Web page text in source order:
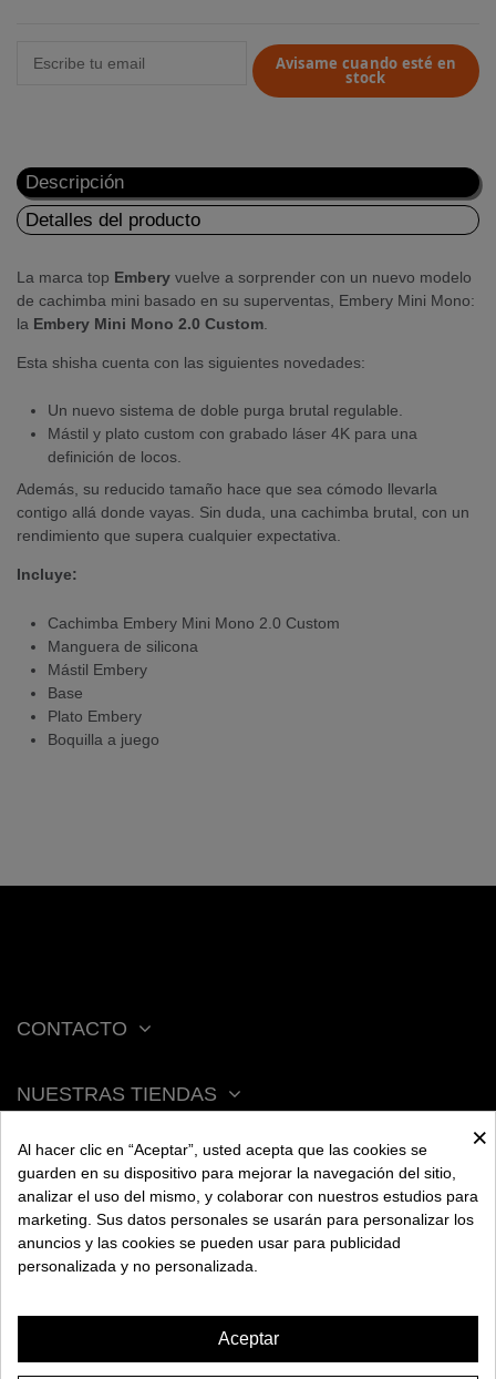
Avisame cuando esté en
stock
Descripción
Detalles del producto
La marca top Embery vuelve a sorprender con un nuevo modelo
de cachimba mini basado en su superventas, Embery Mini Mono:
la Embery Mini Mono 2.0 Custom
Esta shisha cuenta con las siguientes novedades:
Un nuevo sistema de doble purga brutal regulable.
Mástil y plato custom con grabado láser 4K para una
definición de locos.
Además, su reducido tamaño hace que sea cómodo llevarla
contigo allá donde vayas. Sin duda, una cachimba brutal, con un
rendimiento que supera cualquier expectativa.
Incluye:
Cachimba Embery Mini Mono 2.0 Custom
Manguera de silicona
Mástil Embery
Base
Plato Embery
Boquilla a juego
CONTACTO
NUESTRAS TIENDAS
ACERCA DE BENGALA
AYUDA
×
Al hacer clic en “Aceptar”, usted acepta que las cookies se
guarden en su dispositivo para mejorar la navegación del sitio,
analizar el uso del mismo, y colaborar con nuestros estudios para
marketing. Sus datos personales se usarán para personalizar los
anuncios y las cookies se pueden usar para publicidad
personalizada y no personalizada.
Aceptar